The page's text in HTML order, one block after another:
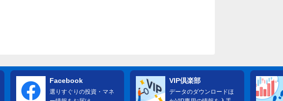
Facebook
選りすぐりの投資・マネ
VIP倶楽部
データのダウンロードほ